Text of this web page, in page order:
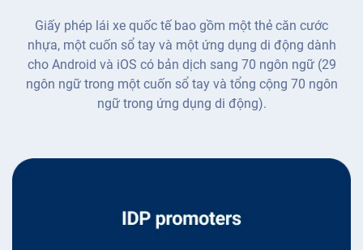
Giấy phép lái xe quốc tế bao gồm một thẻ căn cước
nhựa, một cuốn sổ tay và một ứng dụng di động dành
cho Android và iOS có bản dịch sang 70 ngôn ngữ (29
ngôn ngữ trong một cuốn sổ tay và tổng cộng 70 ngôn
ngữ trong ứng dụng di động).